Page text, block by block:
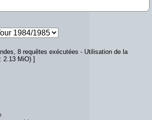
8 requêtes exécutées - Utilisation de la
2.13 MiO) ]